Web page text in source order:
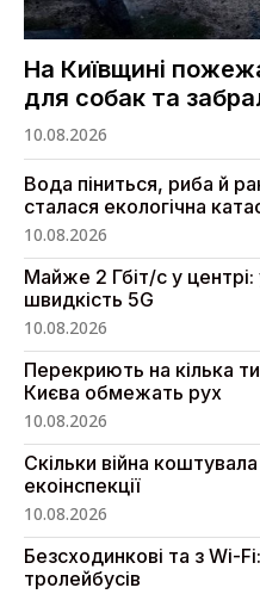
На Київщині
для собак та
10.08.2026
Вода піниться, риба й
сталася екологічна
10.08.2026
Майже 2 Гбіт/с у центрі:
швидкість 5G
10.08.2026
Перекриють на кілька
Києва обмежать рух
10.08.2026
Скільки війна
екоінспекції
10.08.2026
Безсходинкові та з Wi-
тролейбусів